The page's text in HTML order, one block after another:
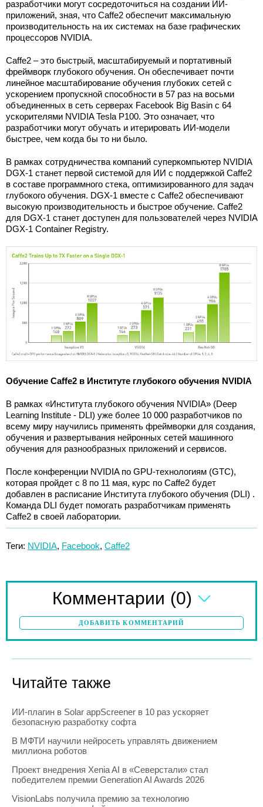
разработчики могут сосредоточиться на создании ИИ-
приложений, зная, что Caffe2 обеспечит максимальную
производительность на их системах на базе графических
процессоров NVIDIA.
Caffe2 – это быстрый, масштабируемый и портативный
фреймворк глубокого обучения. Он обеспечивает почти
линейное масштабирование обучения глубоких сетей с
ускорением пропускной способности в 57 раз на восьми
объединенных в сеть серверах Facebook Big Basin с 64
ускорителями NVIDIA Tesla P100. Это означает, что
разработчики могут обучать и итерировать ИИ-модели
быстрее, чем когда бы то ни было.
В рамках сотрудничества компаний суперкомпьютер NVIDIA
DGX-1 станет первой системой для ИИ с поддержкой Caffe2
в составе программного стека, оптимизированного для задач
глубокого обучения. DGX-1 вместе с Caffe2 обеспечивают
высокую производительность и быстрое обучение. Caffe2
для DGX-1 станет доступен для пользователей через NVIDIA
DGX-1 Container Registry.
Обучение Caffe2 в Институте глубокого обучения NVIDIA
В рамках «Института глубокого обучения NVIDIA» (Deep
Learning Institute - DLI) уже более 10 000 разработчиков по
всему миру научились применять фреймворки для создания,
обучения и развертывания нейронных сетей машинного
обучения для разнообразных приложений и сервисов.
После конференции NVIDIA по GPU-технологиям (GTC),
которая пройдет с 8 по 11 мая, курс по Caffe2 будет
добавлен в расписание Института глубокого обучения (DLI) .
Команда DLI будет помогать разработчикам применять
Caffe2 в своей лаборатории.
Теги: NVIDIA, Facebook, Caffe2
Комментарии (0)
ДОБАВИТЬ КОММЕНТАРИЙ
Читайте также
ИИ-плагин в Solar appScreener в 10 раз ускоряет
безопасную разработку софта
В МФТИ научили нейросеть управлять движением
миллиона роботов
Проект внедрения Xenia AI в «Северстали» стал
победителем премии Generation AI Awards 2026
VisionLabs получила премию за технологию